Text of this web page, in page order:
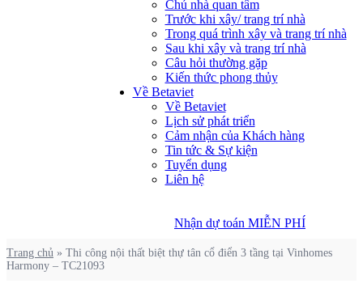
Chủ nhà quan tâm
Trước khi xây/ trang trí nhà
Trong quá trình xây và trang trí nhà
Sau khi xây và trang trí nhà
Câu hỏi thường gặp
Kiến thức phong thủy
Về Betaviet
Về Betaviet
Lịch sử phát triển
Cảm nhận của Khách hàng
Tin tức & Sự kiện
Tuyển dụng
Liên hệ
Nhận dự toán MIỄN PHÍ
Trang chủ » Thi công nội thất biệt thự tân cổ điển 3 tầng tại Vinhomes
Harmony – TC21093